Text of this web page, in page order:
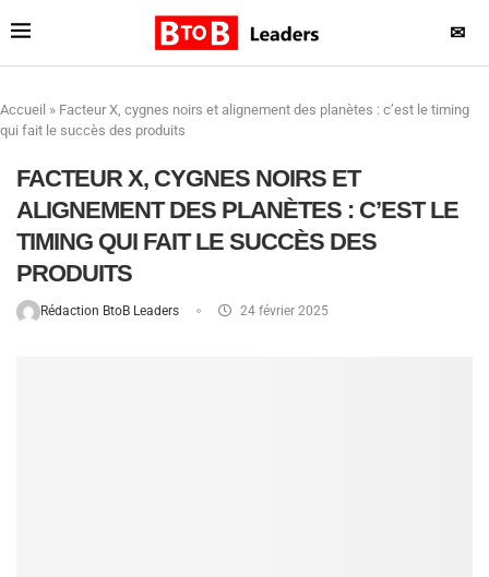
✉
Accueil » Facteur X, cygnes noirs et alignement des planètes : c’est le timing
qui fait le succès des produits
FACTEUR X, CYGNES NOIRS ET
ALIGNEMENT DES PLANÈTES : C’EST LE
TIMING QUI FAIT LE SUCCÈS DES
PRODUITS
Rédaction BtoB Leaders 24 février 2025